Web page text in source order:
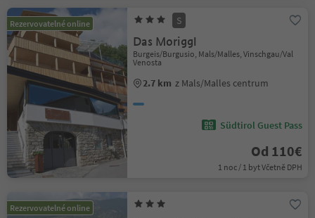
Rezervovatelné online S
Das Moriggl
Burgeis/Burgusio, Mals/Malles, Vinschgau/Val
Venosta
2.7 km z Mals/Malles centrum
Südtirol Guest Pass
Od 110€
1 noc / 1 byt Včetně DPH
Rezervovatelné online